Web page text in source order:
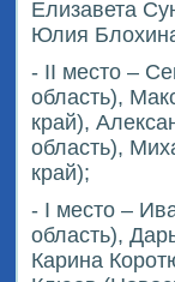
Елизавета
Юлия
- II место –
область),
край),
область),
край);
- I место –
область),
Карина